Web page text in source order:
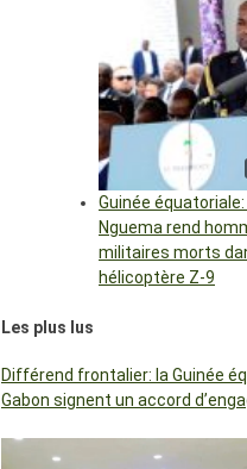
Guinée équatoriale:
Nguema rend
militaires morts
hélicoptère Z-9
Les plus lus
Différend frontalier: la Guinée
Gabon signent un accord